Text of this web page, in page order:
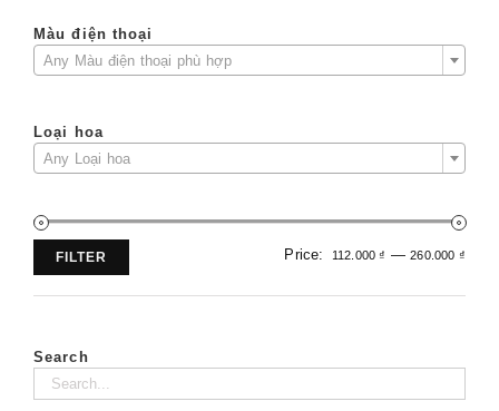
Màu điện thoại
Any Màu điện thoại phù hợp
Loại hoa
Any Loại hoa
FILTER Price: 112.000 ₫ —260.000 ₫
Search